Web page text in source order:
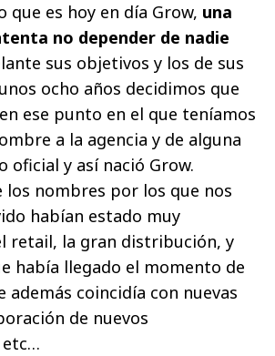
que es hoy en día Grow, una
no depender de nadie
sus objetivos y los de sus
ocho años decidimos que
ese punto en el que teníamos
a la agencia y de alguna
oficial y así nació Grow.
nombres por los que nos
habían estado muy
retail, la gran distribución, y
había llegado el momento de
además coincidía con nuevas
de nuevos
etc…